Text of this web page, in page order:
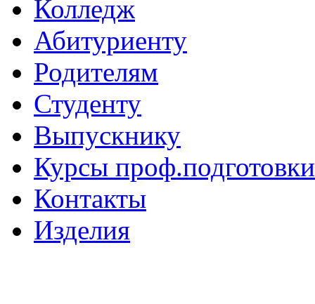
Колледж
Абитуриенту
Родителям
Студенту
Выпускнику
Курсы проф.подготовки
Контакты
Изделия